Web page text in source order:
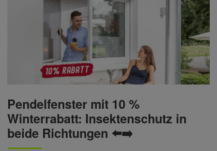
Pendelfenster mit 10 %
Winterrabatt: Insektenschutz in
beide Richtungen ⬅️➡️